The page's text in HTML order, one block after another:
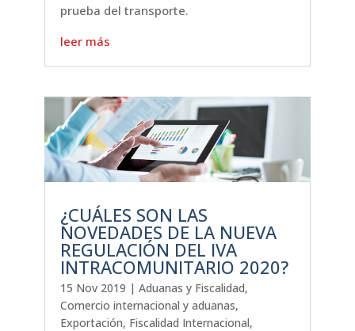
prueba del transporte.
leer más
¿CUÁLES SON LAS
NOVEDADES DE LA NUEVA
REGULACIÓN DEL IVA
INTRACOMUNITARIO 2020?
15 Nov 2019 | Aduanas y Fiscalidad,
Comercio internacional y aduanas,
Exportación, Fiscalidad Internacional,